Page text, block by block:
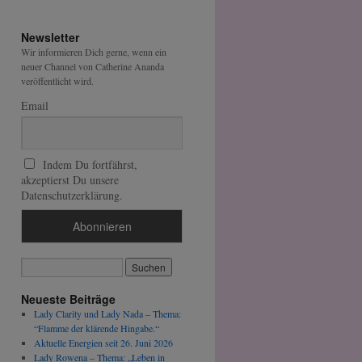
Newsletter
Wir informieren Dich gerne, wenn ein
neuer Channel von Catherine Ananda
veröffentlicht wird.
Email
Indem Du fortfährst,
akzeptierst Du unsere
Datenschutzerklärung.
Neueste Beiträge
Lady Clarity und Lady Nada – Thema:
“Flamme der klärende Hingabe.“
Aktuelle Energien seit 26. Juni 2026
Lady Rowena – Thema: „Leben in